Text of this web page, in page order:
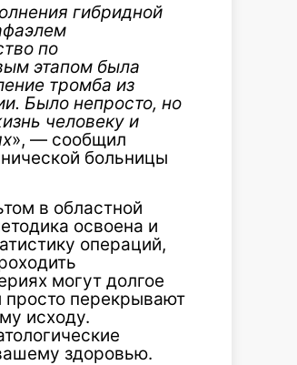
гибридной
по
этапом была
тромба из
Было непросто, но
человеку и
», — сообщил
больницы
в областной
освоена и
операций,
могут долгое
перекрывают
исходу.
здоровью.